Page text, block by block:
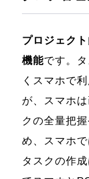
プロジェク
機能です。
くスマホで
が、スマホ
クの全量把
め、スマホ
タスクの作